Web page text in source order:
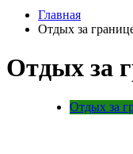
Главная
Отдых за
Отдых за
Отдых за